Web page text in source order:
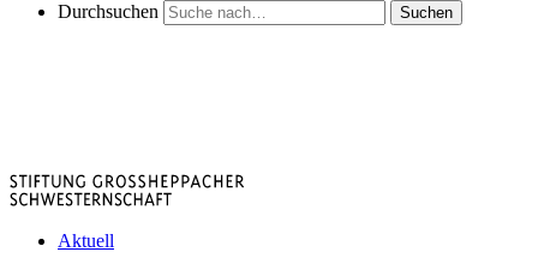
Durchsuchen
Suchen
Aktuell